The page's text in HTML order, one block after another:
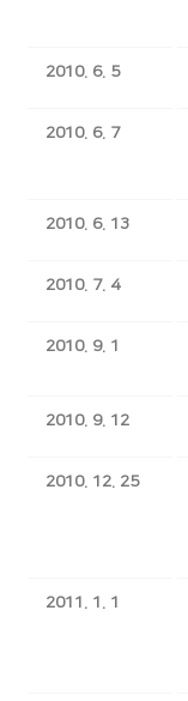
2010. 6. 5
2010. 6. 7
2010. 6. 13
2010. 7. 4
2010. 9. 1
2010. 9. 12
2010. 12. 25
2011. 1. 1